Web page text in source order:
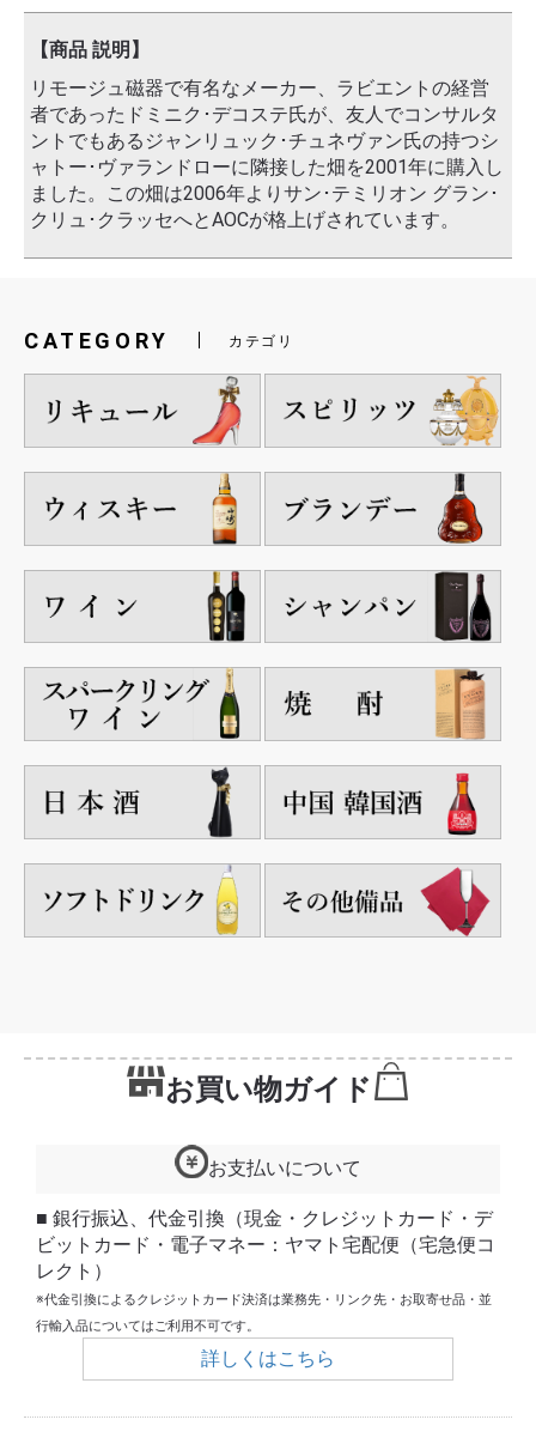
【商品 説明】
リモージュ磁器で有名なメーカー、ラビエントの経営
者であったドミニク･デコステ氏が、友人でコンサルタ
ントでもあるジャンリュック･チュネヴァン氏の持つシ
ャトー･ヴァランドローに隣接した畑を2001年に購入し
ました。この畑は2006年よりサン･テミリオン グラン･
クリュ･クラッセへとAOCが格上げされています。
CATEGORY カテゴリ
お買い物ガイド
お支払いについて
■ 銀行振込、代金引換（現金・クレジットカード・デ
ビットカード・電子マネー：ヤマト宅配便（宅急便コ
レクト）
※代金引換によるクレジットカード決済は業務先・リンク先・お取寄せ品・並
行輸入品についてはご利用不可です。
詳しくはこちら